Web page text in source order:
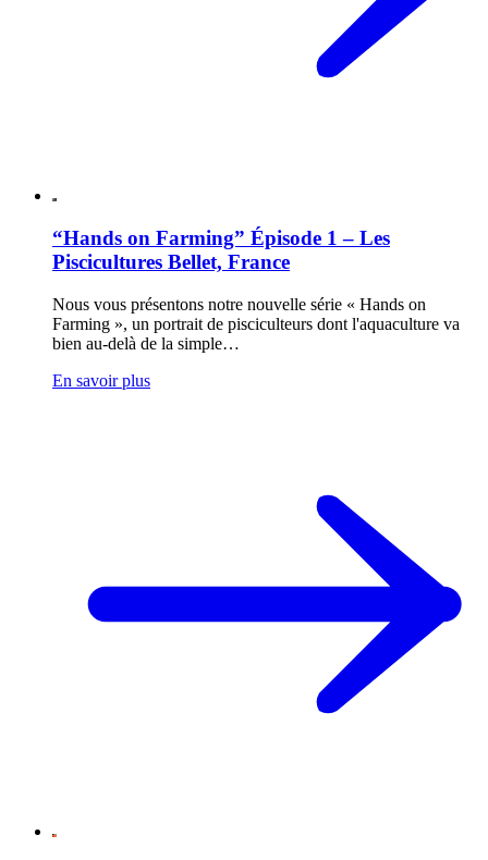
“Hands on Farming” Épisode 1 – Les
Piscicultures Bellet, France
Nous vous présentons notre nouvelle série « Hands on
Farming », un portrait de pisciculteurs dont l'aquaculture va
bien au-delà de la simple…
En savoir plus